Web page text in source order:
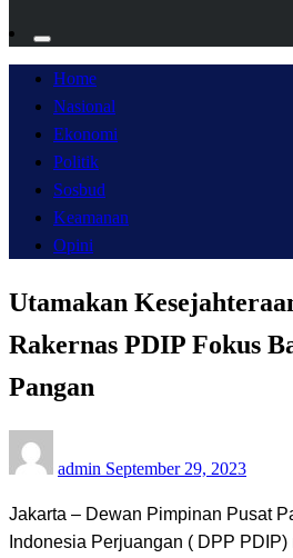
Home
Nasional
Ekonomi
Politik
Sosbud
Keamanan
Opini
Utamakan
Rakernas PDIP Fokus
Pangan
admin on
September 29, 2023
Jakarta – Dewan Pimpinan Pusat
Indonesia Perjuangan ( DPP